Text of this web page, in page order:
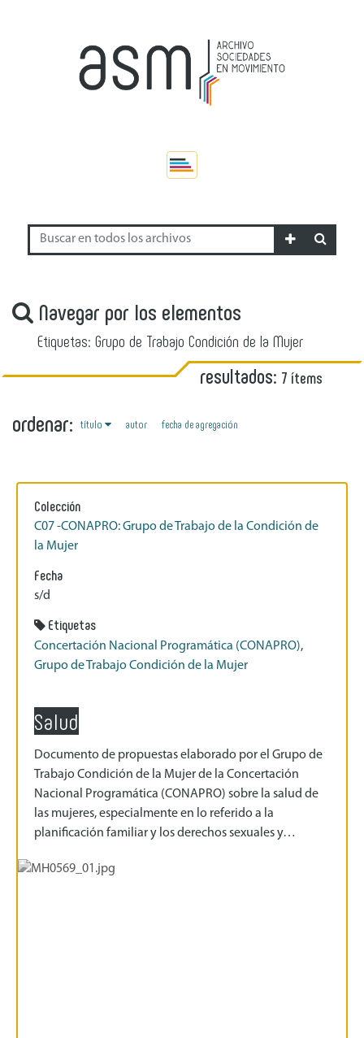
Navegar por los elementos
Etiquetas: Grupo de Trabajo Condición de la Mujer
resultados: 7 ítems
ordenar: título autor fecha de agregación
Colección
C07 -CONAPRO: Grupo de Trabajo de la Condición de
la Mujer
Fecha
s/d
Etiquetas
Concertación Nacional Programática (CONAPRO),
Grupo de Trabajo Condición de la Mujer
Salud
Documento de propuestas elaborado por el Grupo de
Trabajo Condición de la Mujer de la Concertación
Nacional Programática (CONAPRO) sobre la salud de
las mujeres, especialmente en lo referido a la
planificación familiar y los derechos sexuales y…